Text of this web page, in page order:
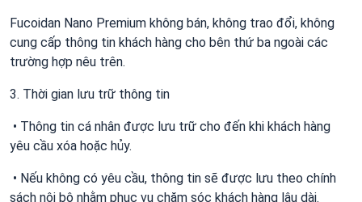
Fucoidan Nano Premium không bán, không trao đổi, không
cung cấp thông tin khách hàng cho bên thứ ba ngoài các
trường hợp nêu trên.
3. Thời gian lưu trữ thông tin
• Thông tin cá nhân được lưu trữ cho đến khi khách hàng
yêu cầu xóa hoặc hủy.
• Nếu không có yêu cầu, thông tin sẽ được lưu theo chính
sách nội bộ nhằm phục vụ chăm sóc khách hàng lâu dài.